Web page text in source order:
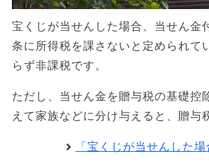
宝くじが当せんした場合、当せん金
条に所得税を課さないと定められて
らず非課税です。
ただし、当せん金を贈与税の基礎控
えて家族などに分け与えると、贈与
「宝くじが当せんした